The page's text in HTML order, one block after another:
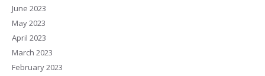
June 2023
May 2023
April 2023
March 2023
February 2023